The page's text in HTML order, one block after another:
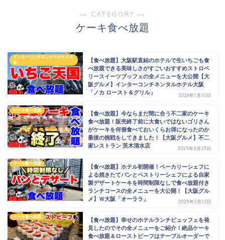
― CATEGORY ―
ケーキ食べ放題
インターコンチネンタルホテル大
阪
【食べ放題】大阪駅直結のホテルで生いちごも食
べ放題できる美味しさがすごいおすすめストロベ
リースイーツブッフェの全メニューを大公開【大
阪グルメ】インターコンチネンタルホテル大阪
「ノカ ロースト＆グリル」
2026年1月10日
ケーキ食べ放題
【食べ放題】今ならまだ間に合う不二家のケーキ
食べ放題！販売終了前に大食いではないゴリさん
がケーキを何個食べておいくらお得になったのか
最後の挑戦をしてきました！【大阪グルメ】不二
家レストラン 茨木清水店
2025年8月23日
ケーキ食べ放題
【食べ放題】ホテル初開催！ベーカリーシェフに
よる焼きたてパンとペストリーシェフによる自家
製デザートケーキを時間制限なしで食べ放題付き
ランチコースの全メニューを大公開！【大阪グル
メ】Ｗ大阪「オーララ」
2025年2月12日
ケーキ食べ放題
【食べ放題】幸せのホテルランチビュッフェを発
見したのでその全メニューをご紹介！絶品ケーキ
食べ放題＆ローストビーフはテーブルオーダーで